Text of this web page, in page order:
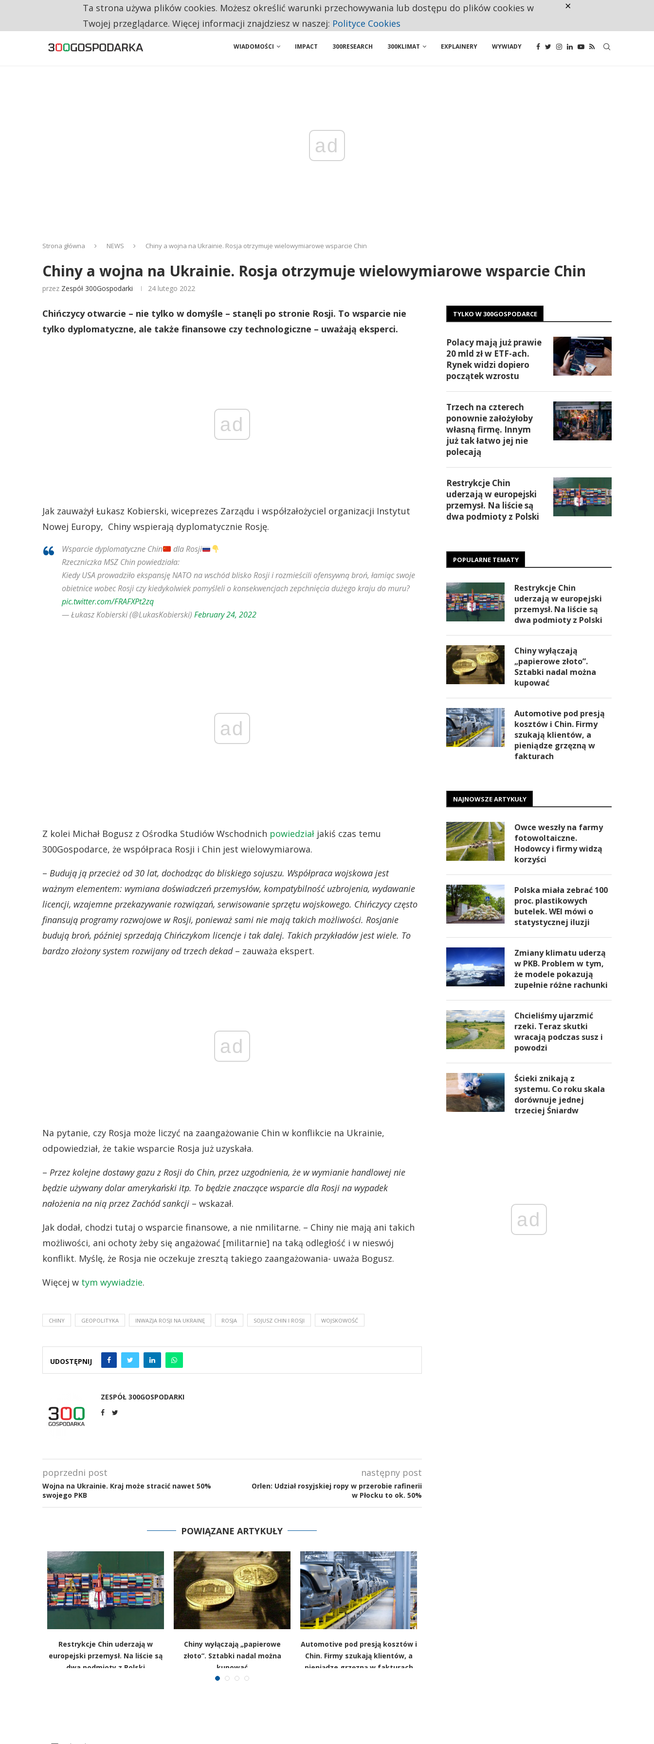
RESTRYKCJE CHIN UDERZAJĄ W EUROPEJSKI PRZEMYSŁ. NA LIŚCIE SĄ DWA PODMIOTY Z POLSKI
WIADOMOŚCI IMPACT 300RESEARCH 300KLIMAT EXPLAINERY WYWIADY
ad
Strona główna NEWS Chiny a wojna na Ukrainie. Rosja otrzymuje wielowymiarowe wsparcie Chin
Chiny a wojna na Ukrainie. Rosja otrzymuje wielowymiarowe wsparcie Chin
przez Zespół 300Gospodarki 24 lutego 2022
Chińczycy otwarcie – nie tylko w domyśle – stanęli po stronie Rosji. To wsparcie nie
tylko dyplomatyczne, ale także finansowe czy technologiczne – uważają eksperci.
ad
Jak zauważył Łukasz Kobierski, wiceprezes Zarządu i współzałożyciel organizacji Instytut
Nowej Europy, Chiny wspierają dyplomatycznie Rosję.
Wsparcie dyplomatyczne Chin
dla Rosji
Rzeczniczka MSZ Chin powiedziała:
Kiedy USA prowadziło ekspansję NATO na wschód blisko Rosji i rozmieścili ofensywną broń, łamiąc swoje
obietnice wobec Rosji czy kiedykolwiek pomyśleli o konsekwencjach zepchnięcia dużego kraju do muru?
pic.twitter.com/FRAFXPt2zq
— Łukasz Kobierski (@LukasKobierski) February 24, 2022
ad
Z kolei Michał Bogusz z Ośrodka Studiów Wschodnich powiedział jakiś czas temu
300Gospodarce, że współpraca Rosji i Chin jest wielowymiarowa.
– Budują ją przecież od 30 lat, dochodząc do bliskiego sojuszu. Współpraca wojskowa jest
ważnym elementem: wymiana doświadczeń przemysłów, kompatybilność uzbrojenia, wydawanie
licencji, wzajemne przekazywanie rozwiązań, serwisowanie sprzętu wojskowego. Chińczycy często
finansują programy rozwojowe w Rosji, ponieważ sami nie mają takich możliwości. Rosjanie
budują broń, później sprzedają Chińczykom licencje i tak dalej. Takich przykładów jest wiele. To
bardzo złożony system rozwijany od trzech dekad– zauważa ekspert.
ad
Na pytanie, czy Rosja może liczyć na zaangażowanie Chin w konflikcie na Ukrainie,
odpowiedział, że takie wsparcie Rosja już uzyskała.
– Przez kolejne dostawy gazu z Rosji do Chin, przez uzgodnienia, że w wymianie handlowej nie
będzie używany dolar amerykański itp. To będzie znaczące wsparcie dla Rosji na wypadek
nałożenia na nią przez Zachód sankcji – wskazał.
Jak dodał, chodzi tutaj o wsparcie finansowe, a nie nmilitarne. – Chiny nie mają ani takich
możliwości, ani ochoty żeby się angażować [militarnie] na taką odległość i w nieswój
konflikt. Myślę, że Rosja nie oczekuje zresztą takiego zaangażowania- uważa Bogusz.
Więcej w tym wywiadzie.
CHINY GEOPOLITYKA INWAZJA ROSJI NA UKRAINĘ ROSJA SOJUSZ CHIN I ROSJI WOJSKOWOŚĆ
UDOSTĘPNIJ
ZESPÓŁ 300GOSPODARKI
poprzedni post
Wojna na Ukrainie. Kraj może stracić nawet 50%
swojego PKB
następny post
Orlen: Udział rosyjskiej ropy w przerobie rafinerii
w Płocku to ok. 50%
POWIĄZANE ARTYKUŁY
Restrykcje Chin uderzają w
europejski przemysł. Na liście są
dwa podmioty z Polski
Chiny wyłączają „papierowe
złoto”. Sztabki nadal można
kupować
Automotive pod presją kosztów i
Chin. Firmy szukają klientów, a
pieniądze grzęzną w fakturach
TYLKO W 300GOSPODARCE
Polacy mają już prawie
20 mld zł w ETF-ach.
Rynek widzi dopiero
początek wzrostu
Trzech na czterech
ponownie założyłoby
własną firmę. Innym
już tak łatwo jej nie
polecają
Restrykcje Chin
uderzają w europejski
przemysł. Na liście są
dwa podmioty z Polski
POPULARNE TEMATY
Restrykcje Chin
uderzają w europejski
przemysł. Na liście są
dwa podmioty z Polski
Chiny wyłączają
„papierowe złoto”.
Sztabki nadal można
kupować
Automotive pod presją
kosztów i Chin. Firmy
szukają klientów, a
pieniądze grzęzną w
fakturach
NAJNOWSZE ARTYKUŁY
Owce weszły na farmy
fotowoltaiczne.
Hodowcy i firmy widzą
korzyści
Polska miała zebrać 100
proc. plastikowych
butelek. WEI mówi o
statystycznej iluzji
Zmiany klimatu uderzą
w PKB. Problem w tym,
że modele pokazują
zupełnie różne rachunki
Chcieliśmy ujarzmić
rzeki. Teraz skutki
wracają podczas susz i
powodzi
Ścieki znikają z
systemu. Co roku skala
dorównuje jednej
trzeciej Śniardw
ad
Ta strona używa plików cookies. Możesz określić warunki przechowywania lub dostępu do plików cookies w
Twojej przeglądarce. Więcej informacji znajdziesz w naszej: Polityce Cookies
×